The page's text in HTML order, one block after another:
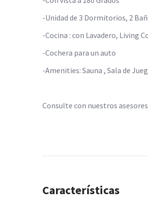
-Unidad de 3 Dormitorios, 2
-Cocina : con Lavadero, Living
-Cochera para un auto
-Amenities: Sauna , Sala de
Consulte con nuestros asesores
Características